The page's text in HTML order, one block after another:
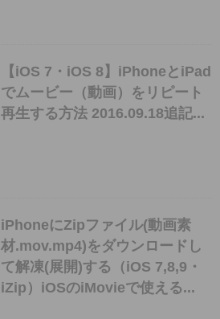
【iOS 7・iOS 8】iPhoneとiPad
でムービー（動画）をリピート
再生する方法 2016.09.18追記...
iPhoneにZipファイル(動画素
材.mov.mp4)をダウンロードし
て解凍(展開)する（iOS 7,8,9・
iZip）iOSのiMovieで使える...